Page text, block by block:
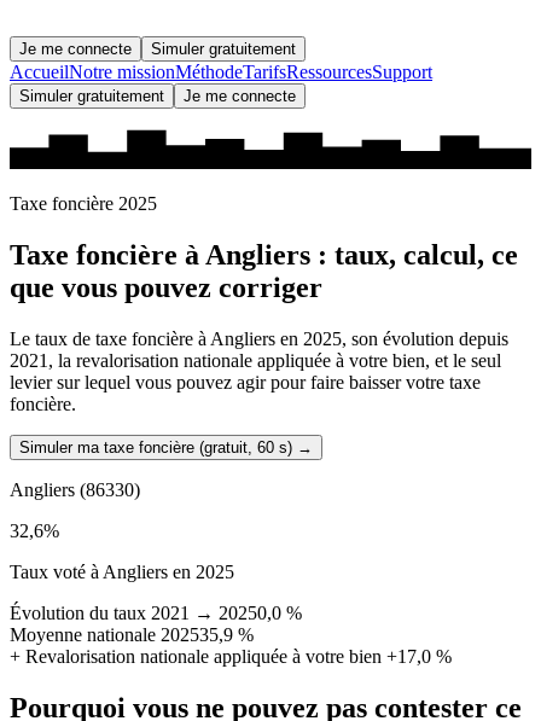
Je me connecte Simuler gratuitement
AccueilNotre missionMéthodeTarifsRessourcesSupport
Simuler gratuitement Je me connecte
Taxe foncière 2025
Taxe foncière àAngliers : taux, calcul, ce
que vous pouvez corriger
Le taux de taxe foncière à Angliers en 2025, son évolution depuis
2021, la revalorisation nationale appliquée à votre bien, et le seul
levier sur lequel vous pouvez agir pour faire baisser votre taxe
foncière.
Simuler ma taxe foncière (gratuit, 60 s) →
Angliers (86330)
32,6%
Taux voté à Angliers en 2025
Évolution du taux 2021 → 20250,0 %
Moyenne nationale 202535,9 %
+ Revalorisation nationale appliquée à votre bien +17,0 %
Pourquoi vous ne pouvez pas contester ce